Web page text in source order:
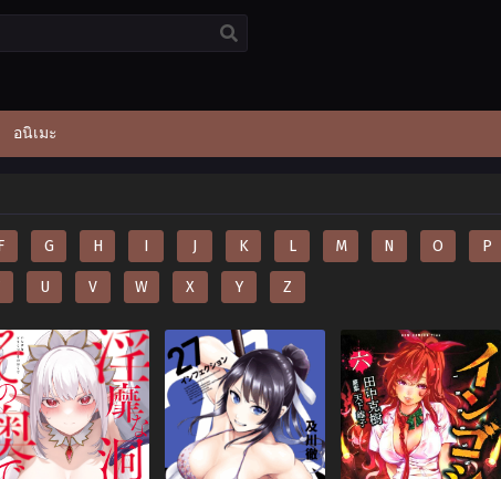
อนิเมะ
G H I J K L M N O P
U V W X Y Z